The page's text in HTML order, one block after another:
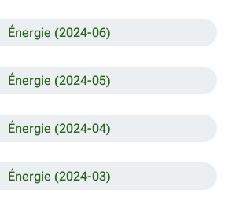
Énergie (2024-06)
Énergie (2024-05)
Énergie (2024-04)
Énergie (2024-03)